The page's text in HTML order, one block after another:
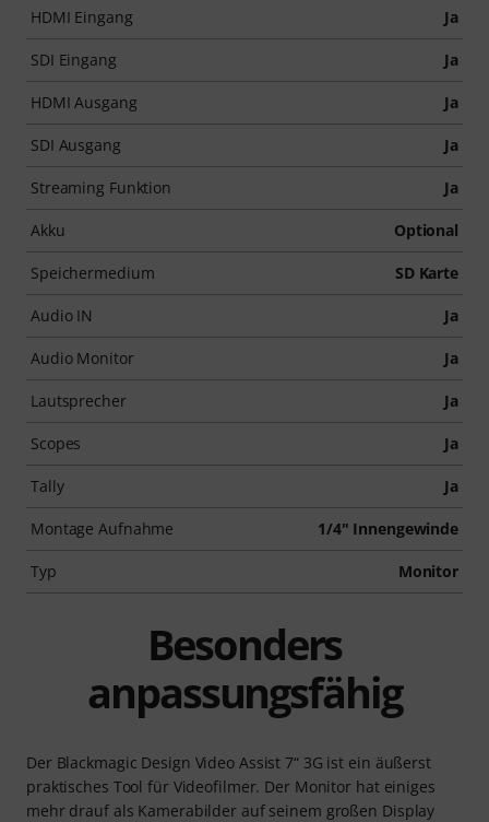
HDMI Eingang Ja
SDI Eingang Ja
HDMI Ausgang Ja
SDI Ausgang Ja
Streaming Funktion Ja
Akku Optional
Speichermedium SD Karte
Audio IN Ja
Audio Monitor Ja
Lautsprecher Ja
Scopes Ja
Tally Ja
Montage Aufnahme 1/4" Innengewinde
Typ Monitor
Besonders
anpassungsfähig
Der Blackmagic Design Video Assist 7“ 3G ist ein äußerst
praktisches Tool für Videofilmer. Der Monitor hat einiges
mehr drauf als Kamerabilder auf seinem großen Display